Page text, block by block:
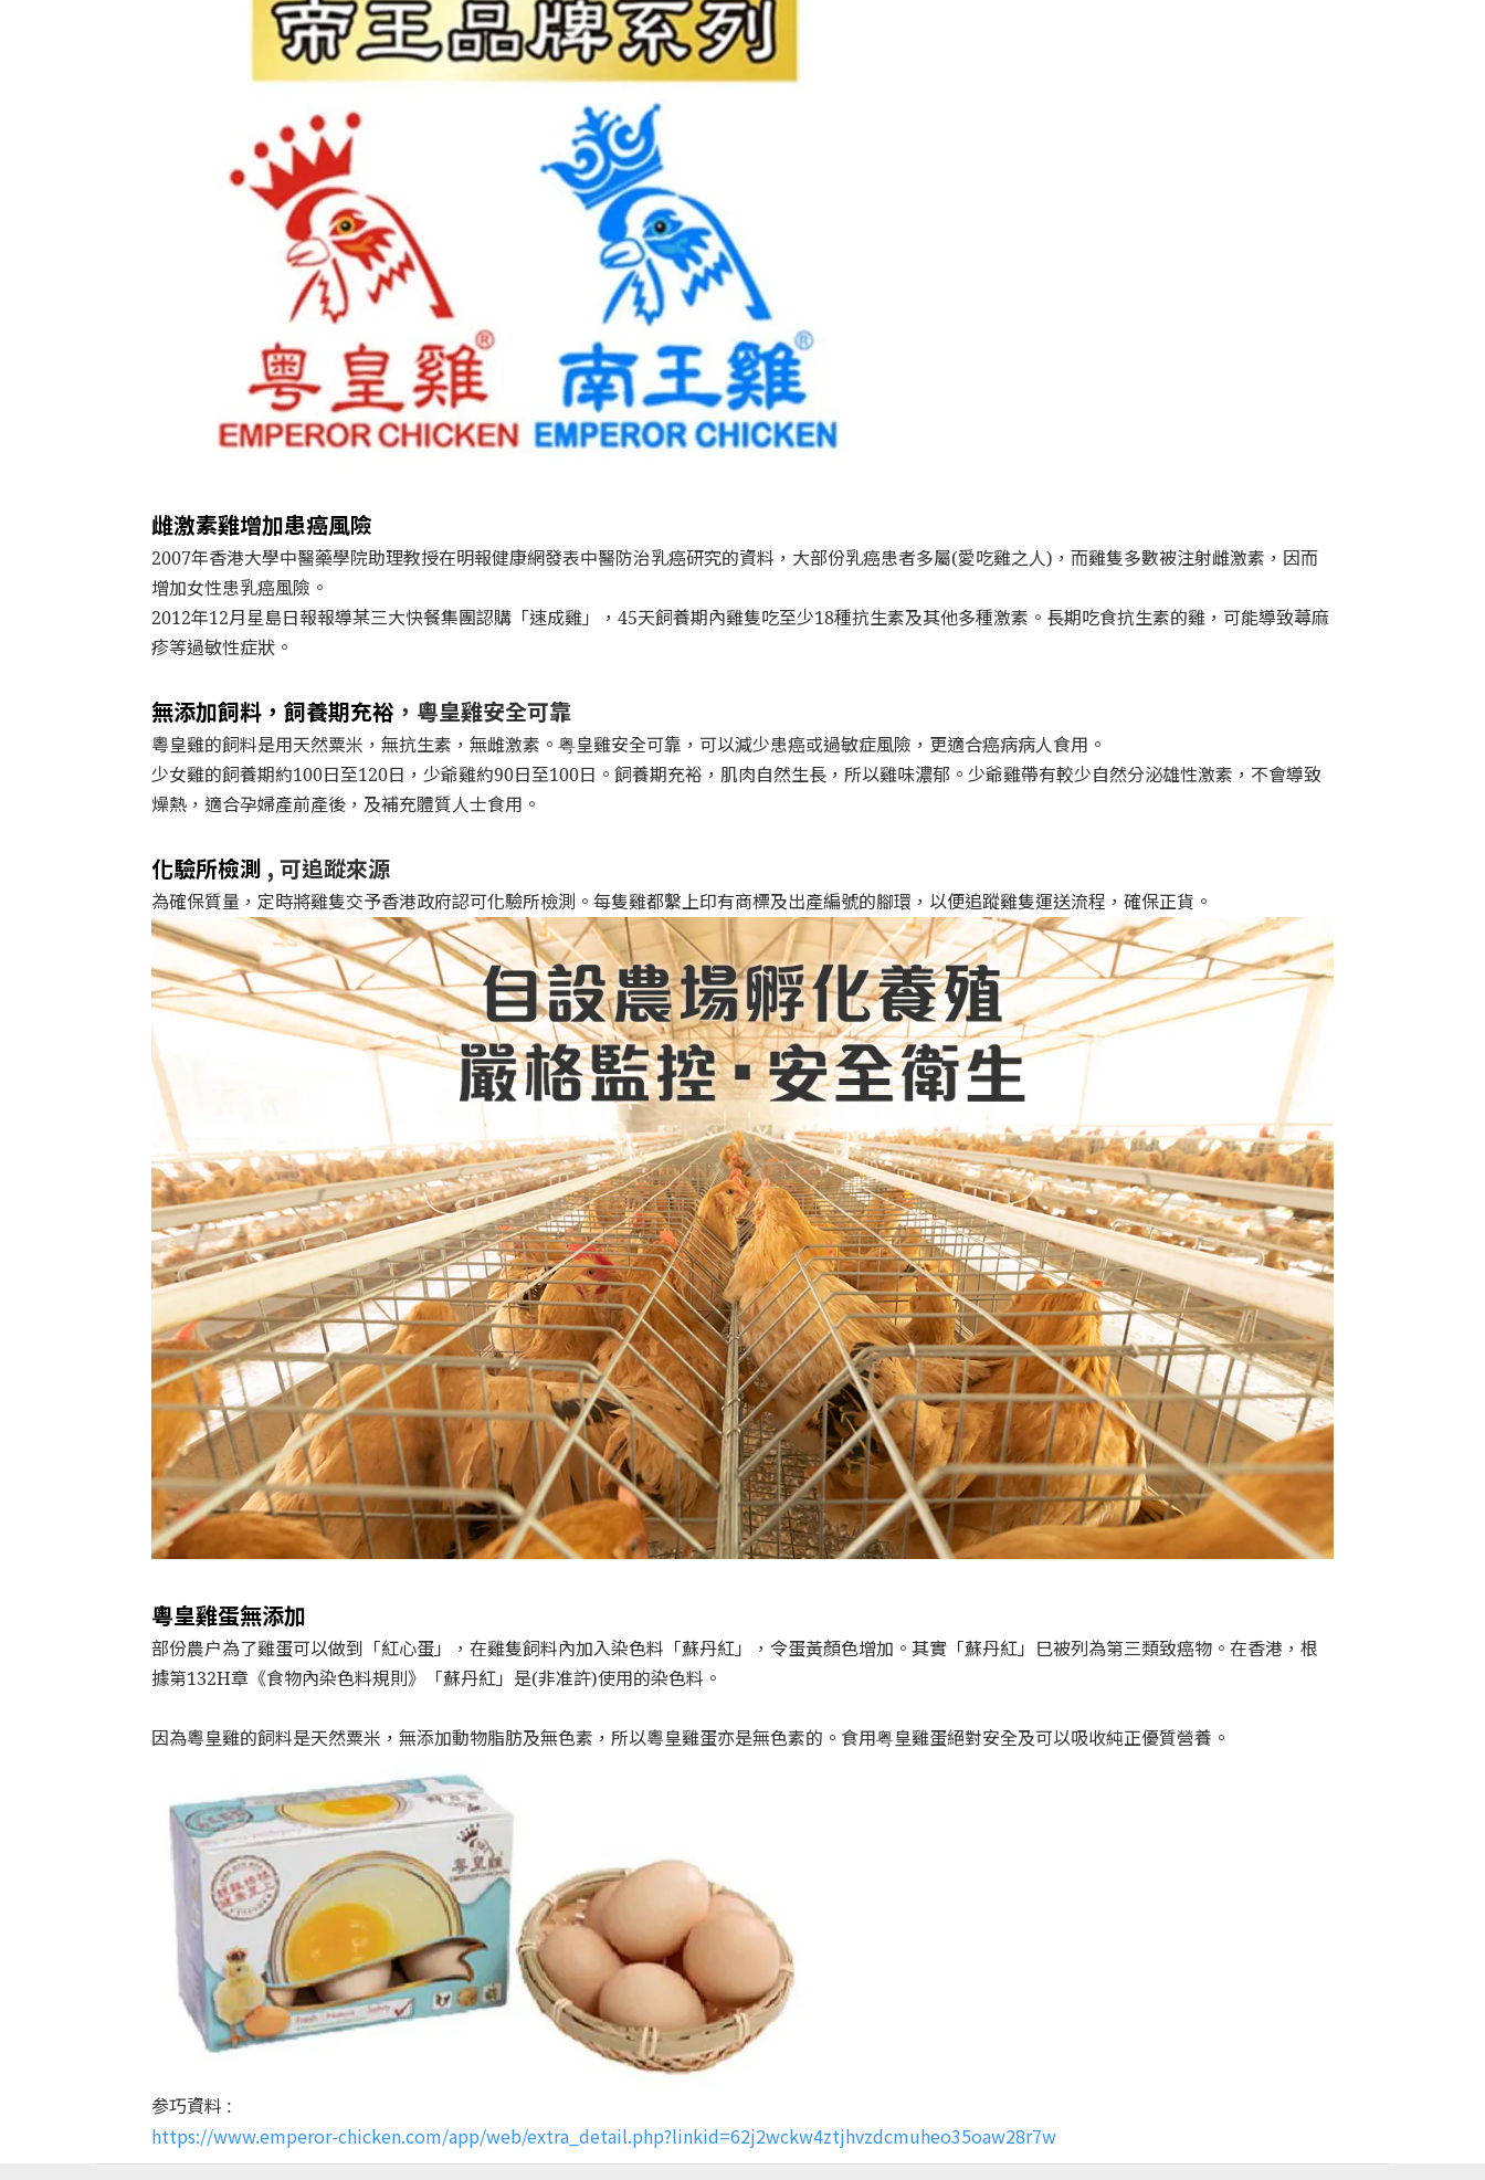
雌激素雞增加患癌風險
2007年香港大學中醫藥學院助理教授在明報健康網發表中醫防治乳癌研究的資料，大部份乳癌患者多屬(愛吃雞之人)，而雞隻多數被注射雌激素，因而
增加女性患乳癌風險。
2012年12月星島日報報導某三大快餐集團認購「速成雞」，45天飼養期內雞隻吃至少18種抗生素及其他多種激素。長期吃食抗生素的雞，可能導致蕁麻
疹等過敏性症狀。
無添加飼料，飼養期充裕 ，粵皇雞安全可靠
粵皇雞的飼料是用天然粟米，無抗生素，無雌激素。粤皇雞安全可靠，可以減少患癌或過敏症風險，更適合癌病病人食用。
少女雞的飼養期約100日至120日，少爺雞約90日至100日。飼養期充裕，肌肉自然生長，所以雞味濃郁。少爺雞帶有較少自然分泌雄性激素，不會導致
燥熱，適合孕婦產前產後，及補充體質人士食用。
化驗所檢測 , 可追蹤來源
為確保質量，定時將雞隻交予香港政府認可化驗所檢測。每隻雞都繫上印有商標及出產編號的腳環，以便追蹤雞隻運送流程，確保正貨。
粵皇雞蛋無添加
部份農户為了雞蛋可以做到「紅心蛋」，在雞隻飼料內加入染色料「蘇丹紅」，令蛋黃顏色增加。其實「蘇丹紅」巳被列為第三類致癌物。在香港，根
據第132H章《食物內染色料規則》「蘇丹紅」是(非准許)使用的染色料。
因為粵皇雞的飼料是天然粟米，無添加動物脂肪及無色素，所以粵皇雞蛋亦是無色素的。食用粤皇雞蛋絕對安全及可以吸收純正優質營養。
参巧資料 :
https://www.emperor-chicken.com/app/web/extra_detail.php?linkid=62j2wckw4ztjhvzdcmuheo35oaw28r7w